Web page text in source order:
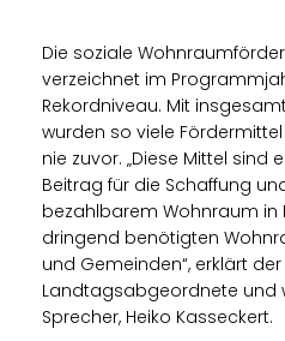
Die soziale
verzeichnet im
Rekordniveau. Mit
wurden so viele
nie zuvor. „Diese Mittel sind
Beitrag für die Schaffung
bezahlbarem Wohnraum in
dringend benötigten
und Gemeinden“, erklärt der
Landtagsabgeordnete und
Sprecher, Heiko Kasseckert.